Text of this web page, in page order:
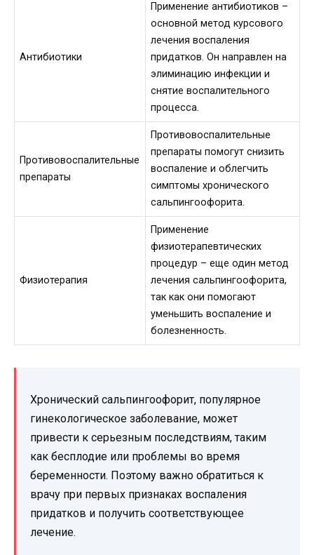
Антибиотики
Применение антибиотиков –
основной метод курсового
лечения воспаления
придатков. Он направлен на
элиминацию инфекции и
снятие воспалительного
процесса.
Противовоспалительные
препараты
Противовоспалительные
препараты помогут снизить
воспаление и облегчить
симптомы хронического
сальпингоофорита.
Физиотерапия
Применение
физиотерапевтических
процедур – еще один метод
лечения сальпингоофорита,
так как они помогают
уменьшить воспаление и
болезненность.
Хронический сальпингоофорит, популярное
гинекологическое заболевание, может
привести к серьезным последствиям, таким
как бесплодие или проблемы во время
беременности. Поэтому важно обратиться к
врачу при первых признаках воспаления
придатков и получить соответствующее
лечение.